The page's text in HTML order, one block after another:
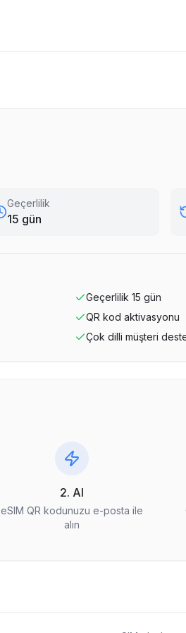
Geçerlilik
15 gün
Geçerlilik 15 gün
QR kod aktivasyonu
Çok dilli müşteri
2. Al
eSIM QR kodunuzu e-posta ile
alın